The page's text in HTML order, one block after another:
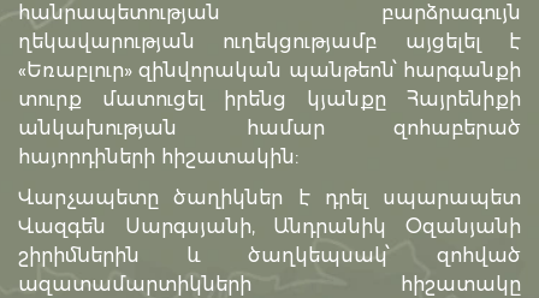
հանրապետության բարձրագույն
ղեկավարության ուղեկցությամբ այցելել է
«Եռաբլուր» զինվորական պանթեոն՝ հարգանքի
տուրք մատուցել իրենց կյանքը Հայրենիքի
անկախության համար զոհաբերած
հայորդիների հիշատակին:
Վարչապետը ծաղիկներ է դրել սպարապետ
Վազգեն Սարգսյանի, Անդրանիկ Օզանյանի
շիրիմներին և ծաղկեպսակ՝ զոհված
ազատամարտիկների հիշատակը